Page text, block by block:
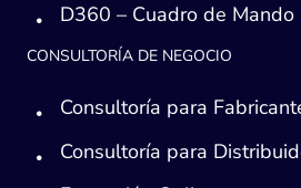
D360 – Cuadro de Mando
CONSULTORÍA DE NEGOCIO
Consultoría para
Consultoría para